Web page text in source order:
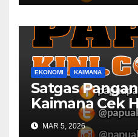
EKONOMI KAIMANA
Satgas
Kaimana Cek
Bapok di Pasar
MAR 5, 2026